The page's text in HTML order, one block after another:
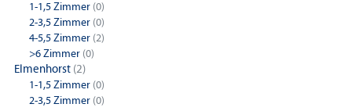
1-1,5 Zimmer (0)
2-3,5 Zimmer (0)
4-5,5 Zimmer (2)
>6 Zimmer (0)
Elmenhorst (2)
1-1,5 Zimmer (0)
2-3,5 Zimmer (0)